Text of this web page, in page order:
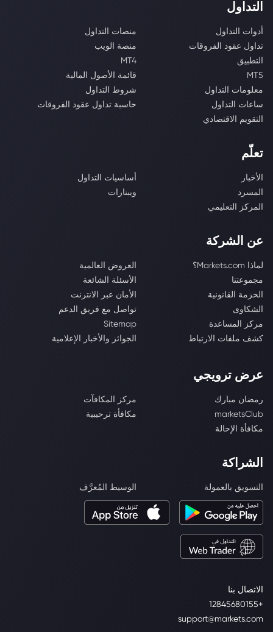
الاتصال بنا
+12845680155
support@markets.com
التداول
أدوات التداول
منصات التداول
تداول عقود الفروقات
منصة الويب
التطبيق
MT4
MT5
قائمة الأصول المالية
معلومات التداول
شروط التداول
ساعات التداول
حاسبة تداول عقود الفروقات
التقويم الاقتصادي
تعلّم
الأخبار
أساسيات التداول
المسرد
ويبنارات
المركز التعليمي
عن الشركة
لماذا Markets.com؟
العروض العالمية
مجموعتنا
الأسئلة الشائعة
الحزمة القانونية
الأمان عبر الانترنت
الشكاوى
تواصل مع فريق الدعم
مركز المساعدة
Sitemap
كشف ملفات الارتباط
الجوائز والأخبار الإعلامية
عرض ترويجي
رمضان مبارك
مركز المكافآت
marketsClub
مكافأة ترحيبية
مكافأة الإحالة
الشراكة
التسويق بالعمولة الوسيط المُعرَّف